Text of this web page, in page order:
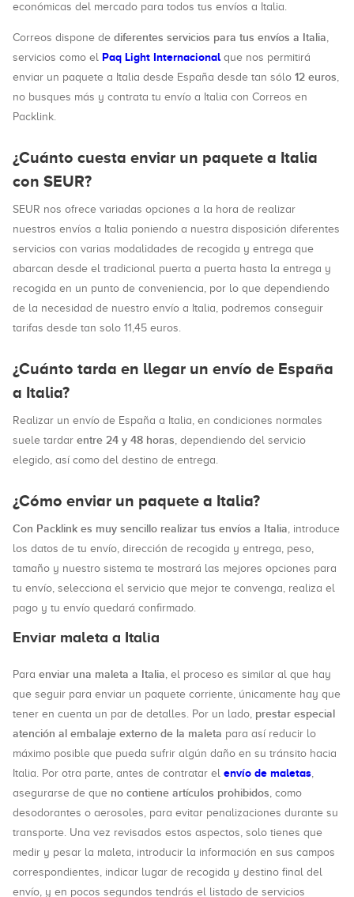
económicas del mercado para todos tus envíos a Italia.
Correos dispone de diferentes servicios para tus envíos a Italia,
servicios como el Paq Light Internacionalque nos permitirá
enviar un paquete a Italia desde España desde tan sólo 12 euros,
no busques más y contrata tu envío a Italia con Correos en
Packlink.
¿Cuánto cuesta enviar un paquete a Italia
con SEUR?
SEUR nos ofrece variadas opciones a la hora de realizar
nuestros envíos a Italia poniendo a nuestra disposición diferentes
servicios con varias modalidades de recogida y entrega que
abarcan desde el tradicional puerta a puerta hasta la entrega y
recogida en un punto de conveniencia, por lo que dependiendo
de la necesidad de nuestro envío a Italia, podremos conseguir
tarifas desde tan solo 11,45 euros.
¿Cuánto tarda en llegar un envío de España
a Italia?
Realizar un envío de España a Italia, en condiciones normales
suele tardar entre 24 y 48 horas, dependiendo del servicio
elegido, así como del destino de entrega.
¿Cómo enviar un paquete a Italia?
Con Packlink es muy sencillo realizar tus envíos a Italia, introduce
los datos de tu envío, dirección de recogida y entrega, peso,
tamaño y nuestro sistema te mostrará las mejores opciones para
tu envío, selecciona el servicio que mejor te convenga, realiza el
pago y tu envío quedará confirmado.
Enviar maleta a Italia
Para enviar una maleta a Italia, el proceso es similar al que hay
que seguir para enviar un paquete corriente, únicamente hay que
tener en cuenta un par de detalles. Por un lado, prestar especial
atención al embalaje externo de la maleta para así reducir lo
máximo posible que pueda sufrir algún daño en su tránsito hacia
Italia. Por otra parte, antes de contratar el envío de maletas,
asegurarse de que no contiene artículos prohibidos, como
desodorantes o aerosoles, para evitar penalizaciones durante su
transporte. Una vez revisados estos aspectos, solo tienes que
medir y pesar la maleta, introducir la información en sus campos
correspondientes, indicar lugar de recogida y destino final del
envío, y en pocos segundos tendrás el listado de servicios